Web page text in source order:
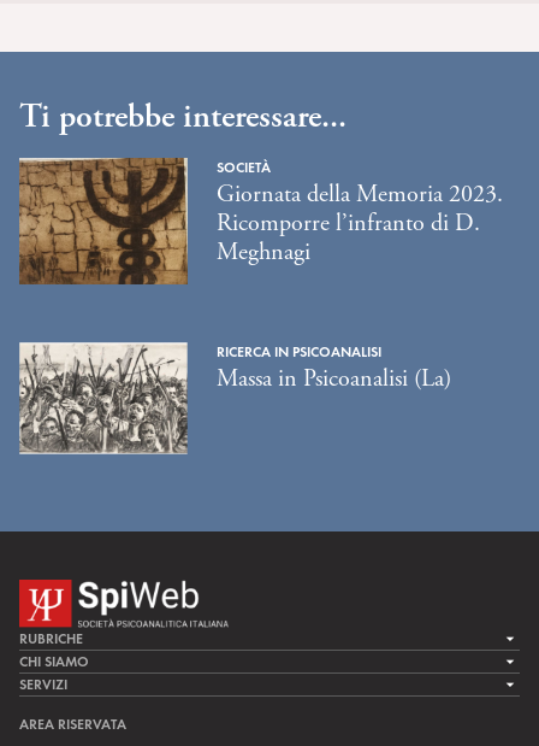
Ti potrebbe interessare...
SOCIETÀ
Giornata della Memoria 2023.
Ricomporre l’infranto di D.
Meghnagi
RICERCA IN PSICOANALISI
Massa in Psicoanalisi (La)
RUBRICHE
LA CURA
LA RICERCA
CHI SIAMO
LA SPI
TEAM DI SPIWEB
SERVIZI
AREA RISERVATA